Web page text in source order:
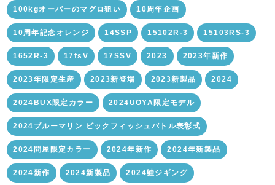
100kgオーバーのマグロ狙い 10周年企画
10周年記念オレンジ 14SSP 15102R-3 15103RS-3
1652R-3 17fsV 17SSV 2023 2023年新作
2023年限定生産 2023新登場 2023新製品 2024
2024BUX限定カラー 2024UOYA限定モデル
2024ブルーマリン ビックフィッシュバトル表彰式
2024問屋限定カラー 2024年新作 2024年新製品
2024新作 2024新製品 2024鮭ジギング